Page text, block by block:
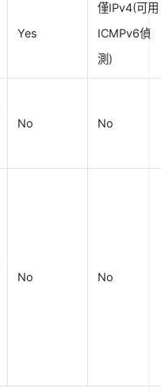
Yes
僅IPv4(可用
ICMPv6偵
測)
No No
No No